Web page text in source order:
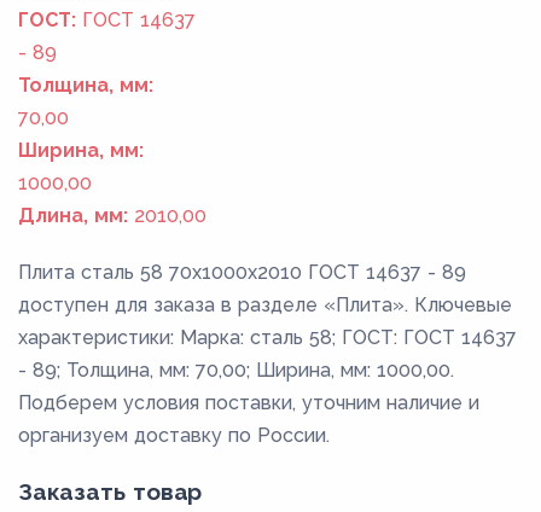
ГОСТ: ГОСТ 14637
- 89
Толщина, мм:
70,00
Ширина, мм:
1000,00
Длина, мм: 2010,00
Плита сталь 58 70x1000x2010 ГОСТ 14637 - 89
доступен для заказа в разделе «Плита». Ключевые
характеристики: Марка: сталь 58; ГОСТ: ГОСТ 14637
- 89; Толщина, мм: 70,00; Ширина, мм: 1000,00.
Подберем условия поставки, уточним наличие и
организуем доставку по России.
Заказать товар